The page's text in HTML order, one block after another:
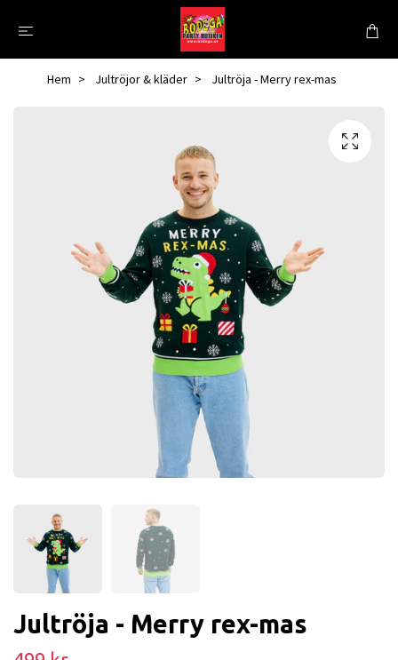
Hem Jultröjor & kläder Jultröja - Merry rex-mas
Jultröja - Merry rex-mas